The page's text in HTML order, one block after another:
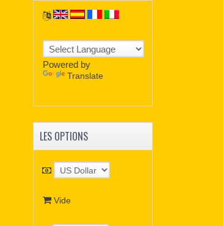
Powered by
Translate
LES OPTIONS
Vide